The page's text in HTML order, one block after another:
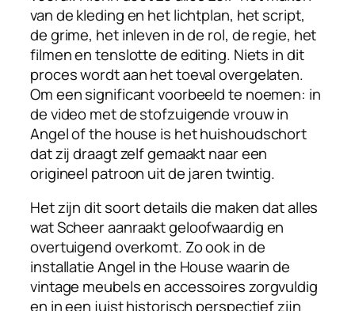
van de kleding en het lichtplan, het script,
de grime, het inleven in de rol, de regie, het
filmen en tenslotte de editing. Niets in dit
proces wordt aan het toeval overgelaten.
Om een significant voorbeeld te noemen: in
de video met de stofzuigende vrouw in
Angel of the house is het huishoudschort
dat zij draagt zelf gemaakt naar een
origineel patroon uit de jaren twintig.
Het zijn dit soort details die maken dat alles
wat Scheer aanraakt geloofwaardig en
overtuigend overkomt. Zo ook in de
installatieAngel in the Housewaarin de
vintage meubels en accessoires zorgvuldig
en in een juist historisch perspectief zijn